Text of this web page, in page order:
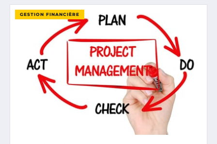
GESTION FINANCIÈRE